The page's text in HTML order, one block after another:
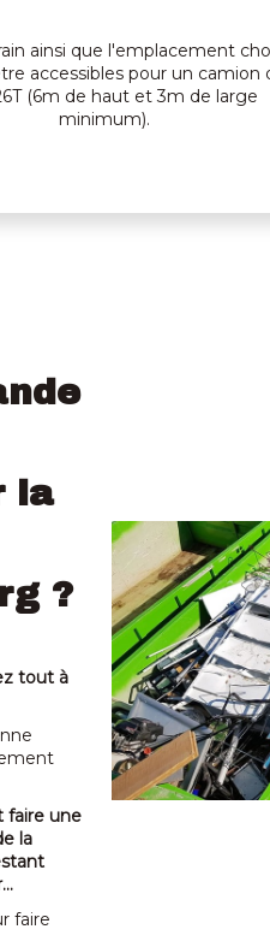
ainsi que l'emplacement
accessibles pour un camion
(6m de haut et 3m de large
minimum).
la
?
tout à
faire une
la
faire